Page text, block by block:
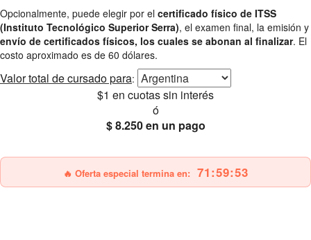
Opcionalmente, puede elegir por el certificado físico de ITSS
(Instituto Tecnológico Superior Serra), el examen final, la emisión y
envío de certificados físicos, los cuales se abonan al finalizar. El
costo aproximado es de 60 dólares.
Valor total de cursado para:
$1 en cuotas sin interés
ó
$ 8.250en un pago
🔥 Oferta especial termina en: 71:59:52